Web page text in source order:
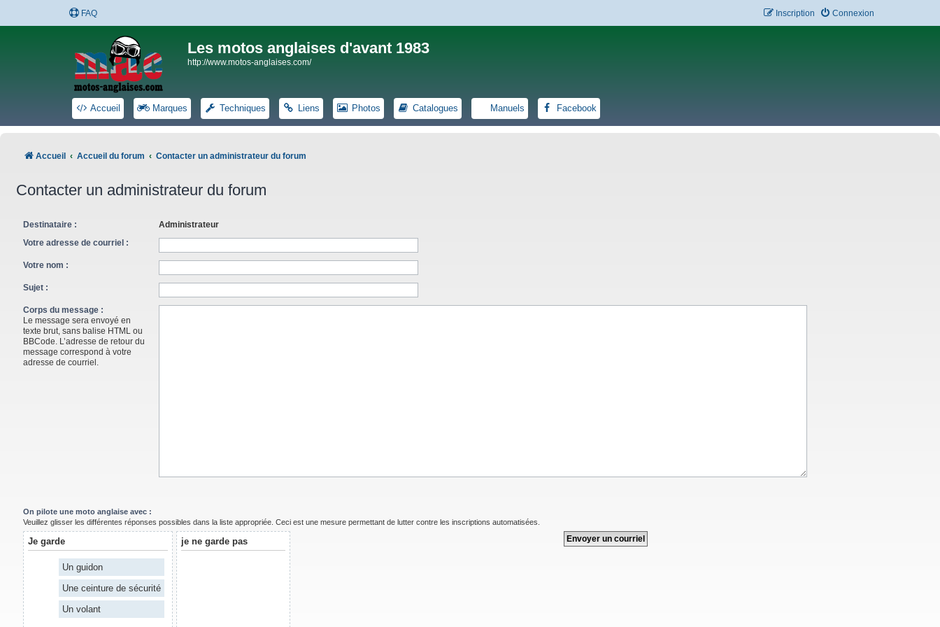
FAQ Connexion
Inscription
Les motos anglaises d'avant 1983
http://www.motos-anglaises.com/
Accueil Marques Techniques Liens Photos Catalogues Manuels Facebook
Accueil Accueil du forum Contacter un administrateur du forum
Contacter un administrateur du forum
Destinataire :
Administrateur
Votre adresse de courriel :
Votre nom :
Sujet :
Corps du message :
Le message sera envoyé en
texte brut, sans balise HTML ou
BBCode. L’adresse de retour du
message correspond à votre
adresse de courriel.
On pilote une moto anglaise avec :
Veuillez glisser les différentes réponses possibles dans la liste appropriée. Ceci est une mesure permettant de lutter contre les inscriptions automatisées.
Je garde
Un guidon
Une ceinture de sécurité
Un volant
je ne garde pas